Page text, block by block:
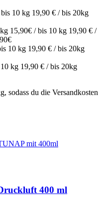
10 kg 19,90 € / bis 20kg
15,90€ / bis 10 kg 19,90 € /
10 kg 19,90 € / bis 20kg
kg 19,90 € / bis 20kg
sodass du die Versandkosten
400 ml